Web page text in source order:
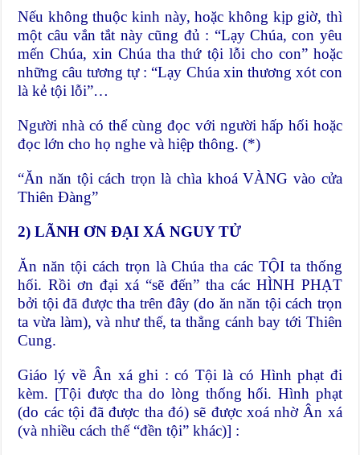
Nếu không thuộc kinh này, hoặc không kịp giờ, thì
một câu vắn tắt này cũng đủ : “Lạy Chúa, con yêu
mến Chúa, xin Chúa tha thứ tội lỗi cho con” hoặc
những câu tương tự : “Lạy Chúa xin thương xót con
là kẻ tội lỗi”…
Người nhà có thể cùng đọc với người hấp hối hoặc
đọc lớn cho họ nghe và hiệp thông. (*)
“Ăn năn tội cách trọn là chìa khoá VÀNG vào cửa
Thiên Đàng”
2) LÃNH ƠN ĐẠI XÁ NGUY TỬ
Ăn năn tội cách trọn là Chúa tha các TỘI ta thống
hối. Rồi ơn đại xá “sẽ đến” tha các HÌNH PHẠT
bởi tội đã được tha trên đây (do ăn năn tội cách trọn
ta vừa làm), và như thế, ta thẳng cánh bay tới Thiên
Cung.
Giáo lý về Ân xá ghi : có Tội là có Hình phạt đi
kèm. [Tội được tha do lòng thống hối. Hình phạt
(do các tội đã được tha đó) sẽ được xoá nhờ Ân xá
(và nhiều cách thế “đền tội” khác)] :